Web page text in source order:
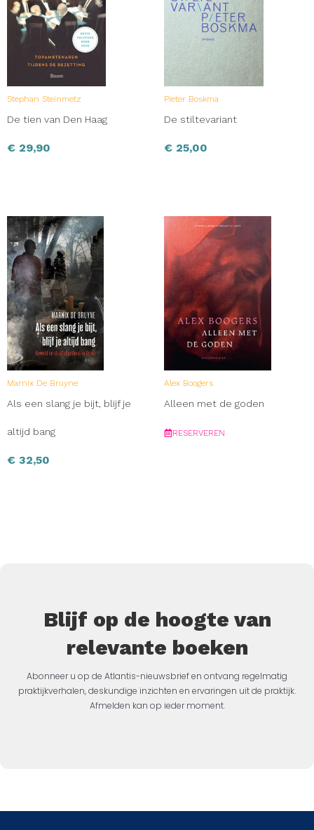
Stephan Steinmetz
De tien van Den Haag
€ 29,90
Pieter Boskma
De stiltevariant
€ 25,00
Marnix De Bruyne
Als een slang je bijt, blijf je
altijd bang
€ 32,50
Alex Boogers
Alleen met de goden
RESERVEREN
Blijf op de hoogte van
relevante boeken
Abonneer u op de Atlantis-nieuwsbrief en ontvang regelmatig
praktijkverhalen, deskundige inzichten en ervaringen uit de praktijk.
Afmelden kan op ieder moment.